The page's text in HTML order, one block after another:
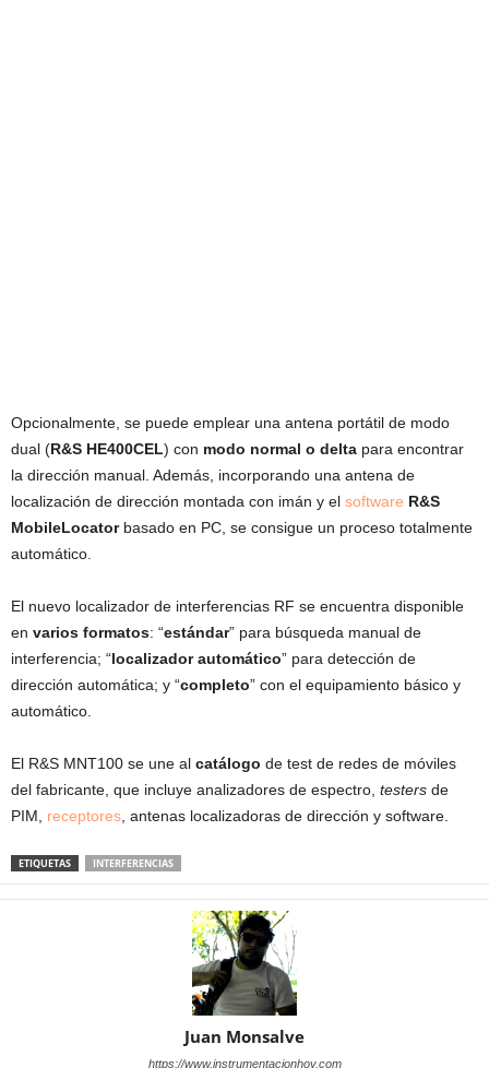
Opcionalmente, se puede emplear una antena portátil de modo
dual (R&S HE400CEL) con modo normal o delta para encontrar
la dirección manual. Además, incorporando una antena de
localización de dirección montada con imán y el software R&S
MobileLocatorbasado en PC, se consigue un proceso totalmente
automático.
El nuevo localizador de interferencias RF se encuentra disponible
en varios formatos: “estándar” para búsqueda manual de
interferencia; “localizador automático” para detección de
dirección automática; y “completo” con el equipamiento básico y
automático.
El R&S MNT100 se une al catálogo de test de redes de móviles
del fabricante, que incluye analizadores de espectro, testers de
PIM, receptores , antenas localizadoras de dirección y software.
ETIQUETAS INTERFERENCIAS
Juan Monsalve
https://www.instrumentacionhoy.com